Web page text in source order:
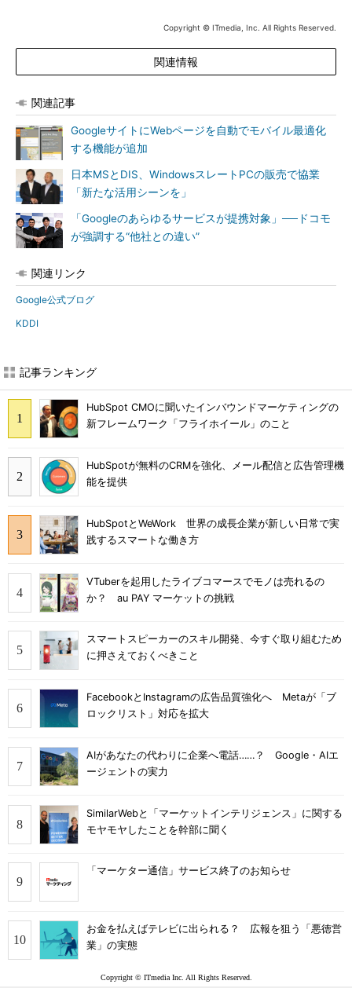
Copyright © ITmedia, Inc. All Rights Reserved.
関連情報
関連記事
GoogleサイトにWebページを自動でモバイル最適化
する機能が追加
日本MSとDIS、WindowsスレートPCの販売で協業
「新たな活用シーンを」
「Googleのあらゆるサービスが提携対象」──ドコモ
が強調する“他社との違い”
関連リンク
Google公式ブログ
KDDI
記事ランキング
HubSpot CMOに聞いたインバウンドマーケティングの
新フレームワーク「フライホイール」のこと
HubSpotが無料のCRMを強化、メール配信と広告管理機
能を提供
HubSpotとWeWork 世界の成長企業が新しい日常で実
践するスマートな働き方
VTuberを起用したライブコマースでモノは売れるの
か？ au PAY マーケットの挑戦
スマートスピーカーのスキル開発、今すぐ取り組むため
に押さえておくべきこと
FacebookとInstagramの広告品質強化へ Metaが「ブ
ロックリスト」対応を拡大
AIがあなたの代わりに企業へ電話……？ Google・AIエ
ージェントの実力
SimilarWebと「マーケットインテリジェンス」に関する
モヤモヤしたことを幹部に聞く
「マーケター通信」サービス終了のお知らせ
お金を払えばテレビに出られる？ 広報を狙う「悪徳営
業」の実態
Copyright © ITmedia Inc. All Rights Reserved.